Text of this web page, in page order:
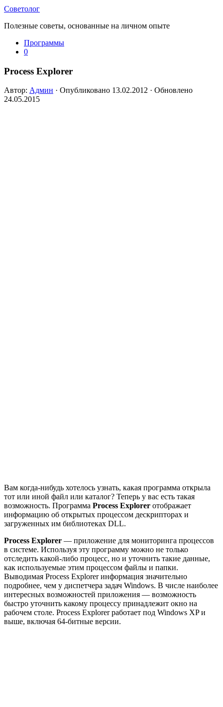
Советолог
Полезные советы, основанные на личном опыте
Программы
0
Process Explorer
Автор: Админ · Опубликовано 13.02.2012 · Обновлено
24.05.2015
Вам когда-нибудь хотелось узнать, какая программа открыла
тот или иной файл или каталог? Теперь у вас есть такая
возможность. Программа Process Explorer отображает
информацию об открытых процессом дескрипторах и
загруженных им библиотеках DLL.
Process Explorer — приложение для мониторинга процессов
в системе. Используя эту программу можно не только
отследить какой-либо процесс, но и уточнить такие данные,
как используемые этим процессом файлы и папки.
Выводимая Process Explorer информация значительно
подробнее, чем у диспетчера задач Windows. В числе наиболее
интересных возможностей приложения — возможность
быстро уточнить какому процессу принадлежит окно на
рабочем столе. Process Explorer работает под Windows XP и
выше, включая 64-битные версии.